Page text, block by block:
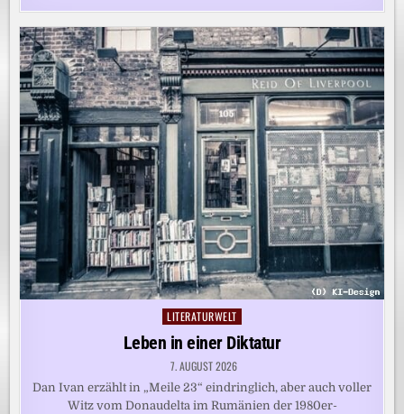
Posted
in
LITERATURWELT
Leben in einer Diktatur
7. AUGUST 2026
Dan Ivan erzählt in „Meile 23“ eindringlich, aber auch voller
Witz vom Donaudelta im Rumänien der 1980er-